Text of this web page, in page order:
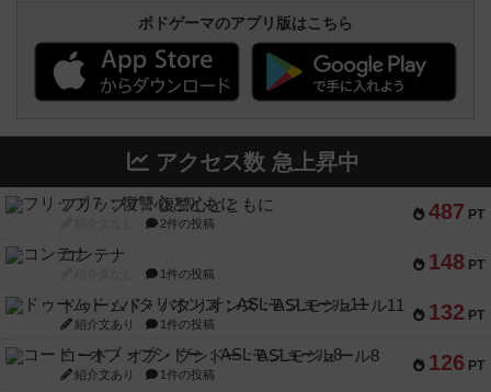
ボドゲーマのアプリ版はこちら
アクセス数 急上昇中
487 PT
フリップ７：復讐心とともに
2件の投稿
148 PT
コンテナ
1件の投稿
132 PT
ドゥームド・バタリオンズ：ASLモジュール11
紹介文あり 1件の投稿
126 PT
コード・オブ・ブシドー：ASLモジュール8
紹介文あり 1件の投稿